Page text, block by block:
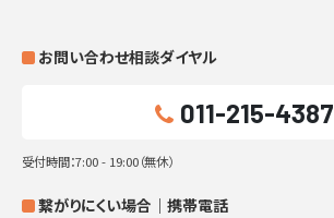
お問い合わせ相談ダイヤル
011-215-4387
受付時間：7:00 - 19:00（無休）
繋がりにくい場合｜携帯電話